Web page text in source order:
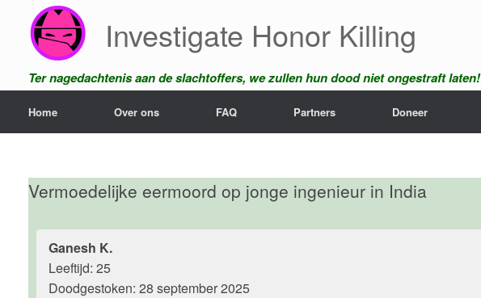
Investigate Honor Killing
Ter nagedachtenis aan de slachtoffers, we zullen hun dood niet ongestraft laten!
Home Over ons FAQ Partners Doneer
Vermoedelijke eermoord op jonge ingenieur in India
Ganesh K.
Leeftijd: 25
Doodgestoken: 28 september 2025